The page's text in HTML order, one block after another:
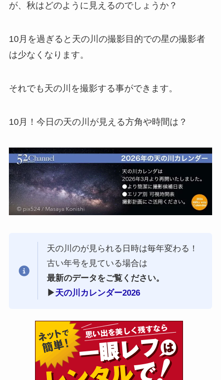
が、秋はどのように見えるのでしょうか？
10月を過ぎると天の川の撮影目的での星の撮影者
は少なくなります。
それでも天の川を撮影する事ができます。
10月！今日の天の川が見える方角や時間は？
天の川のが見られる日時は毎年変わる！
古い年号を見ている場合は
最新のデータをご覧ください。
▶︎天の川カレンダー2026